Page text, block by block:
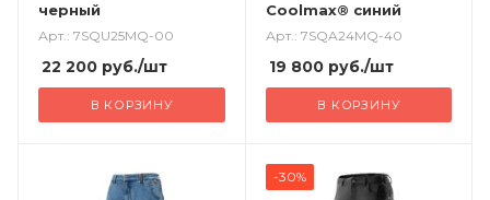
черный
Арт.: 7SQU25MQ-00
22 200 руб./шт
В КОРЗИНУ
Coolmax® синий
Арт.: 7SQA24MQ-40
19 800руб./шт
В КОРЗИНУ
-30%